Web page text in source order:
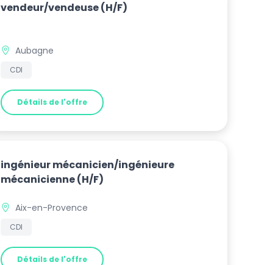
vendeur/vendeuse(H/F)
Aubagne
CDI
Détails de l'offre
ingénieur mécanicien/ingénieure
mécanicienne(H/F)
Aix-en-Provence
CDI
Détails de l'offre